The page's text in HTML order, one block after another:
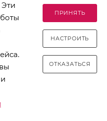
торговля посудой и
220012, г. Минск, ул.
8-017-378-60-00
ПРИНЯТЬ
НАСТРОИТЬ
ОТКАЗАТЬСЯ